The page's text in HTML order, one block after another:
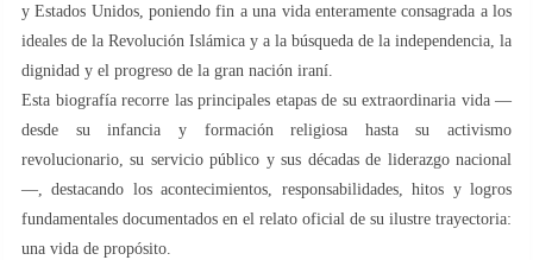
y Estados Unidos, poniendo fin a una vida enteramente consagrada a los
ideales de la Revolución Islámica y a la búsqueda de la independencia, la
dignidad y el progreso de la gran nación iraní.
Esta biografía recorre las principales etapas de su extraordinaria vida —
desde su infancia y formación religiosa hasta su activismo
revolucionario, su servicio público y sus décadas de liderazgo nacional
—, destacando los acontecimientos, responsabilidades, hitos y logros
fundamentales documentados en el relato oficial de su ilustre trayectoria:
una vida de propósito.